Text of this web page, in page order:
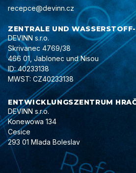
recepce@devinn.cz
ZENTRALE UND
DEVINN s.r.o.
Skrivanec 4769/38
466 01, Jablonec und Nisou
ID: 40233138
MWST: CZ40233138
ENTWICKLUNGSZENTRUM
DEVINN s.r.o.
Konewowa 134
Cesice
293 01 Mlada Boleslav